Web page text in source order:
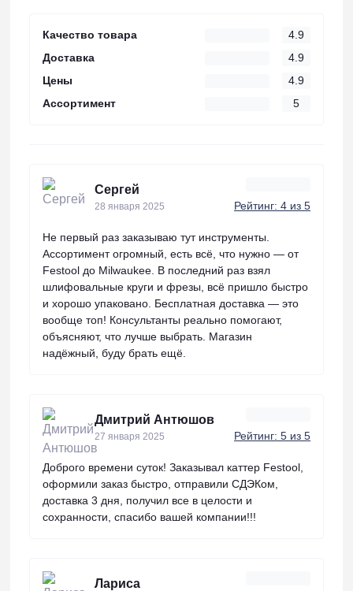
Качество товара
4.9
Доставка
4.9
Цены
4.9
Ассортимент
5
Сергей
28 января 2025 Рейтинг: 4 из 5
Не первый раз заказываю тут инструменты.
Ассортимент огромный, есть всё, что нужно — от
Festool до Milwaukee. В последний раз взял
шлифовальные круги и фрезы, всё пришло быстро
и хорошо упаковано. Бесплатная доставка — это
вообще топ! Консультанты реально помогают,
объясняют, что лучше выбрать. Магазин
надёжный, буду брать ещё.
Дмитрий Антюшов
27 января 2025 Рейтинг: 5 из 5
Доброго времени суток! Заказывал каттер Festool,
оформили заказ быстро, отправили СДЭКом,
доставка 3 дня, получил все в целости и
сохранности, спасибо вашей компании!!!
Лариса